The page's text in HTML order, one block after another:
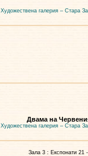
Художествена галерия – Стара
Двама на
Художествена галерия – Стара
Зала 3 : Експонати 21